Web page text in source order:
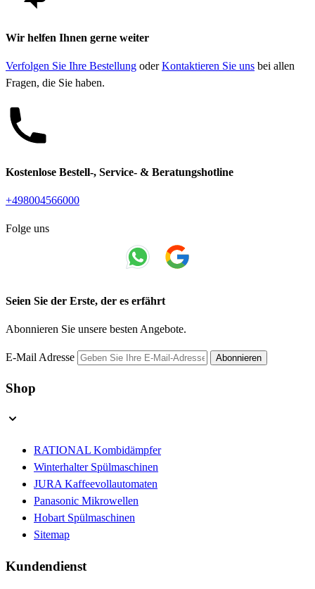
Wir helfen Ihnen gerne weiter
Verfolgen Sie Ihre Bestellung oderKontaktieren Sie uns bei allen
Fragen, die Sie haben.
Kostenlose Bestell-, Service- & Beratungshotline
+498004566000
Folge uns
Seien Sie der Erste, der es erfährt
Abonnieren Sie unsere besten Angebote.
E-Mail Adresse Abonnieren
Shop
RATIONAL Kombidämpfer
Winterhalter Spülmaschinen
JURA Kaffeevollautomaten
Panasonic Mikrowellen
Hobart Spülmaschinen
Sitemap
Kundendienst